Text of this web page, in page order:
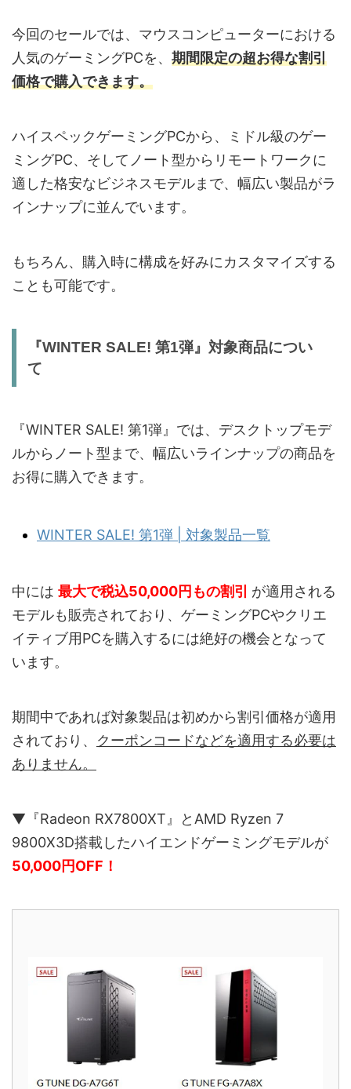
今回のセールでは、マウスコンピューターにおける
人気のゲーミングPCを、 期間限定の超お得な割引
価格で購入できます。
ハイスペックゲーミングPCから、ミドル級のゲー
ミングPC、そしてノート型からリモートワークに
適した格安なビジネスモデルまで、幅広い製品がラ
インナップに並んでいます。
もちろん、購入時に構成を好みにカスタマイズする
ことも可能です。
『WINTER SALE! 第1弾』対象商品につい
て
『WINTER SALE! 第1弾』では、デスクトップモデ
ルからノート型まで、幅広いラインナップの商品を
お得に購入できます。
WINTER SALE! 第1弾 | 対象製品一覧
中には 最大で税込50,000円 もの割引 が適用される
モデルも販売されており、ゲーミングPCやクリエ
イティブ用PCを購入するには絶好の機会となって
います。
期間中であれば対象製品は初めから割引価格が適用
されており、 クーポンコードなどを適用する必要は
ありません。
▼『Radeon RX7800XT』とAMD Ryzen 7
9800X3D搭載したハイエンドゲーミングモデルが
50,000円OFF！